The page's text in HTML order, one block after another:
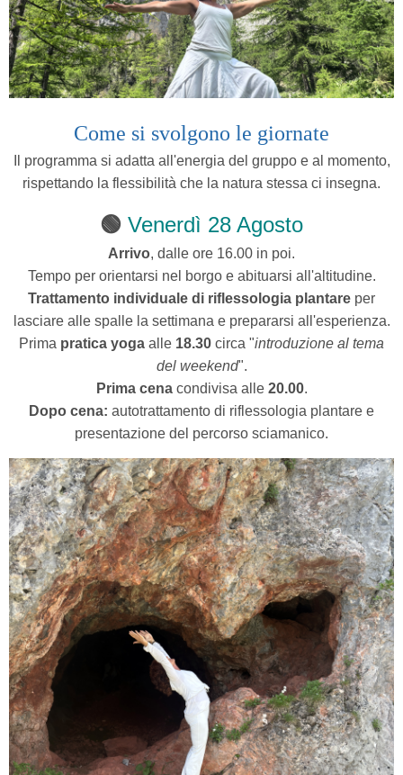
Come si svolgono le giornate
Il programma si adatta all'energia del gruppo e al momento,
rispettando la flessibilità che la natura stessa ci insegna.
🟢 Venerdì 28 Agosto
Arrivo, dalle ore 16.00 in poi.
Tempo per orientarsi nel borgo e abituarsi all'altitudine.
Trattamento individuale di riflessologia plantare per
lasciare alle spalle la settimana e prepararsi all'esperienza.
Prima pratica yoga alle 18.30 circa "introduzione al tema
del weekend".
Prima cenacondivisa alle 20.00.
Dopo cena: autotrattamento di riflessologia plantare e
presentazione del percorso sciamanico.